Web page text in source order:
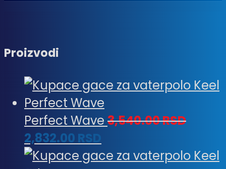
Proizvodi
Perfect Wave 3,540.00RSD
2,832.00 RSD